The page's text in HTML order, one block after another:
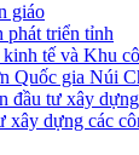
giáo
phát triển tỉnh
tế và Khu
Quốc gia Núi
đầu tư xây dựng
dựng các